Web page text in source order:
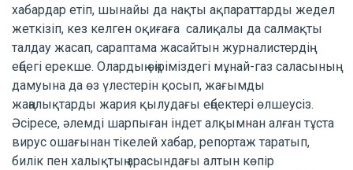
хабардар етіп, шынайы да нақты ақпараттарды жедел
жеткізіп, кез келген оқиғаға салиқалы да салмақты
талдау жасап, сараптама жасайтын журналистердің
еңбегі ерекше. Олардың өңіріміздегі мұнай-газ саласының
дамуына да өз үлестерін қосып, жағымды
жаңалықтарды жария қылудағы еңбектері өлшеусіз.
Әсіресе, әлемді шарпыған індет алқымнан алған тұста
вирус ошағынан тікелей хабар, репортаж таратып,
билік пен халықтың арасындағы алтын көпір